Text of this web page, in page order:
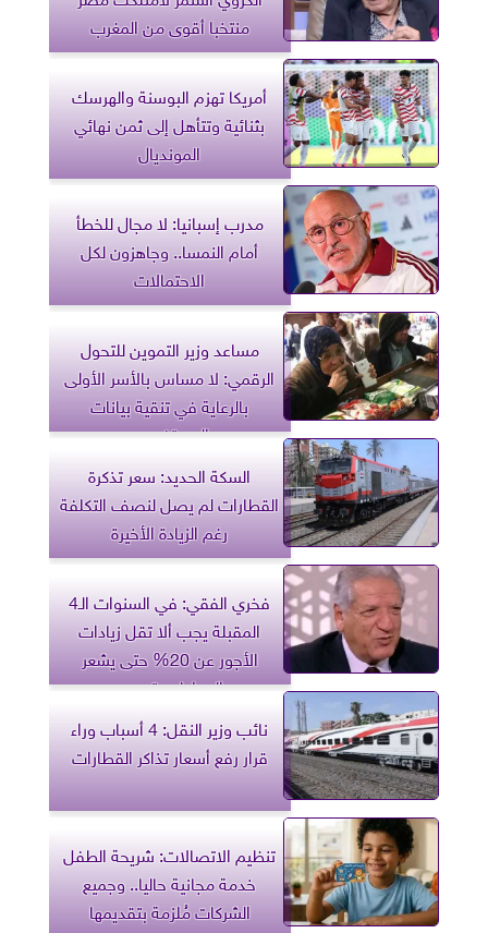
منتخبا أقوى من المغرب
أمريكا تهزم البوسنة والهرسك
بثنائية وتتأهل إلى ثمن نهائي
المونديال
مدرب إسبانيا: لا مجال للخطأ
أمام النمسا.. وجاهزون لكل
الاحتمالات
مساعد وزير التموين للتحول
الرقمي: لا مساس بالأسر الأولى
بالرعاية في تنقية بيانات
المستفيدين
السكة الحديد: سعر تذكرة
القطارات لم يصل لنصف التكلفة
رغم الزيادة الأخيرة
فخري الفقي: في السنوات الـ4
المقبلة يجب ألا تقل زيادات
الأجور عن 20% حتى يشعر
المواطن بتحسن
نائب وزير النقل: 4 أسباب وراء
قرار رفع أسعار تذاكر القطارات
تنظيم الاتصالات: شريحة الطفل
خدمة مجانية حاليا.. وجميع
الشركات مُلزمة بتقديمها